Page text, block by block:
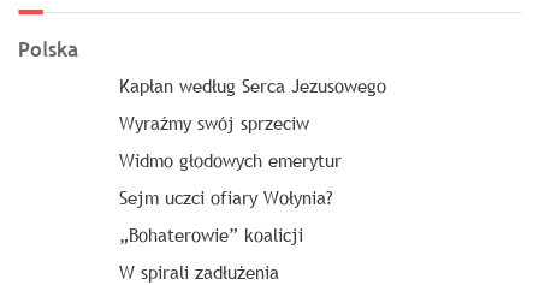
Polska
Kapłan według Serca Jezusowego
Wyraźmy swój sprzeciw
Widmo głodowych emerytur
Sejm uczci ofiary Wołynia?
„Bohaterowie” koalicji
W spirali zadłużenia